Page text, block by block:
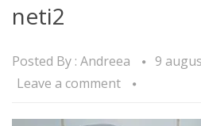
neti2
Posted By : Andreea
9
Leave a comment